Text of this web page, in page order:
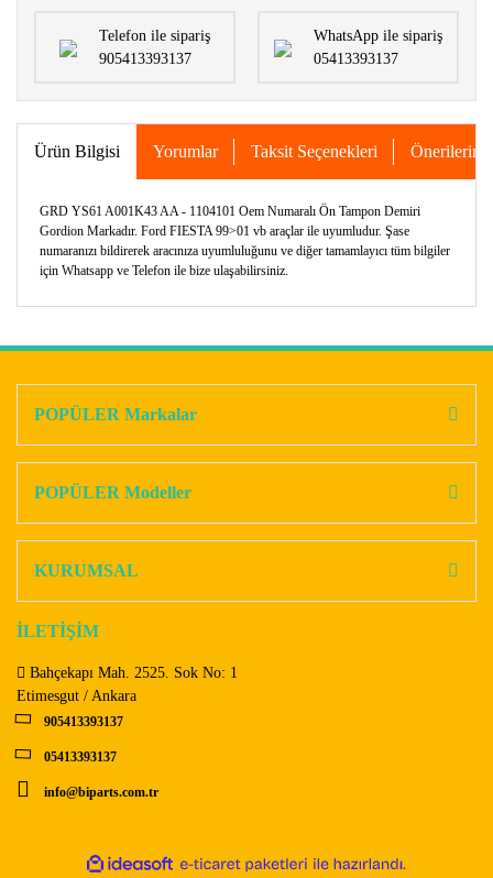
Telefon ile sipariş
905413393137
WhatsApp ile sipariş
05413393137
Ürün Bilgisi Yorumlar Taksit Seçenekleri Önerileriniz
GRD YS61 A001K43 AA - 1104101 Oem Numaralı Ön Tampon Demiri
Gordion Markadır. Ford FIESTA 99>01 vb araçlar ile uyumludur. Şase
numaranızı bildirerek aracınıza uyumluluğunu ve diğer tamamlayıcı tüm bilgiler
için Whatsapp ve Telefon ile bize ulaşabilirsiniz.
Ürün açıklamasında eksik bilgiler bulunuyor.
Bu ürüne benzer farklı alternatifler olmalı.
POPÜLER Markalar
POPÜLER Modeller
KURUMSAL
İLETİŞİM
Bahçekapı Mah. 2525. Sok No: 1
Etimesgut / Ankara
905413393137
05413393137
info@biparts.com.tr
ideasoft
e-